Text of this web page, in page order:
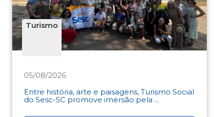
Turismo
05/08/2026
Entre história, arte e paisagens, Turismo Social
do Sesc-SC promove imersão pela ...